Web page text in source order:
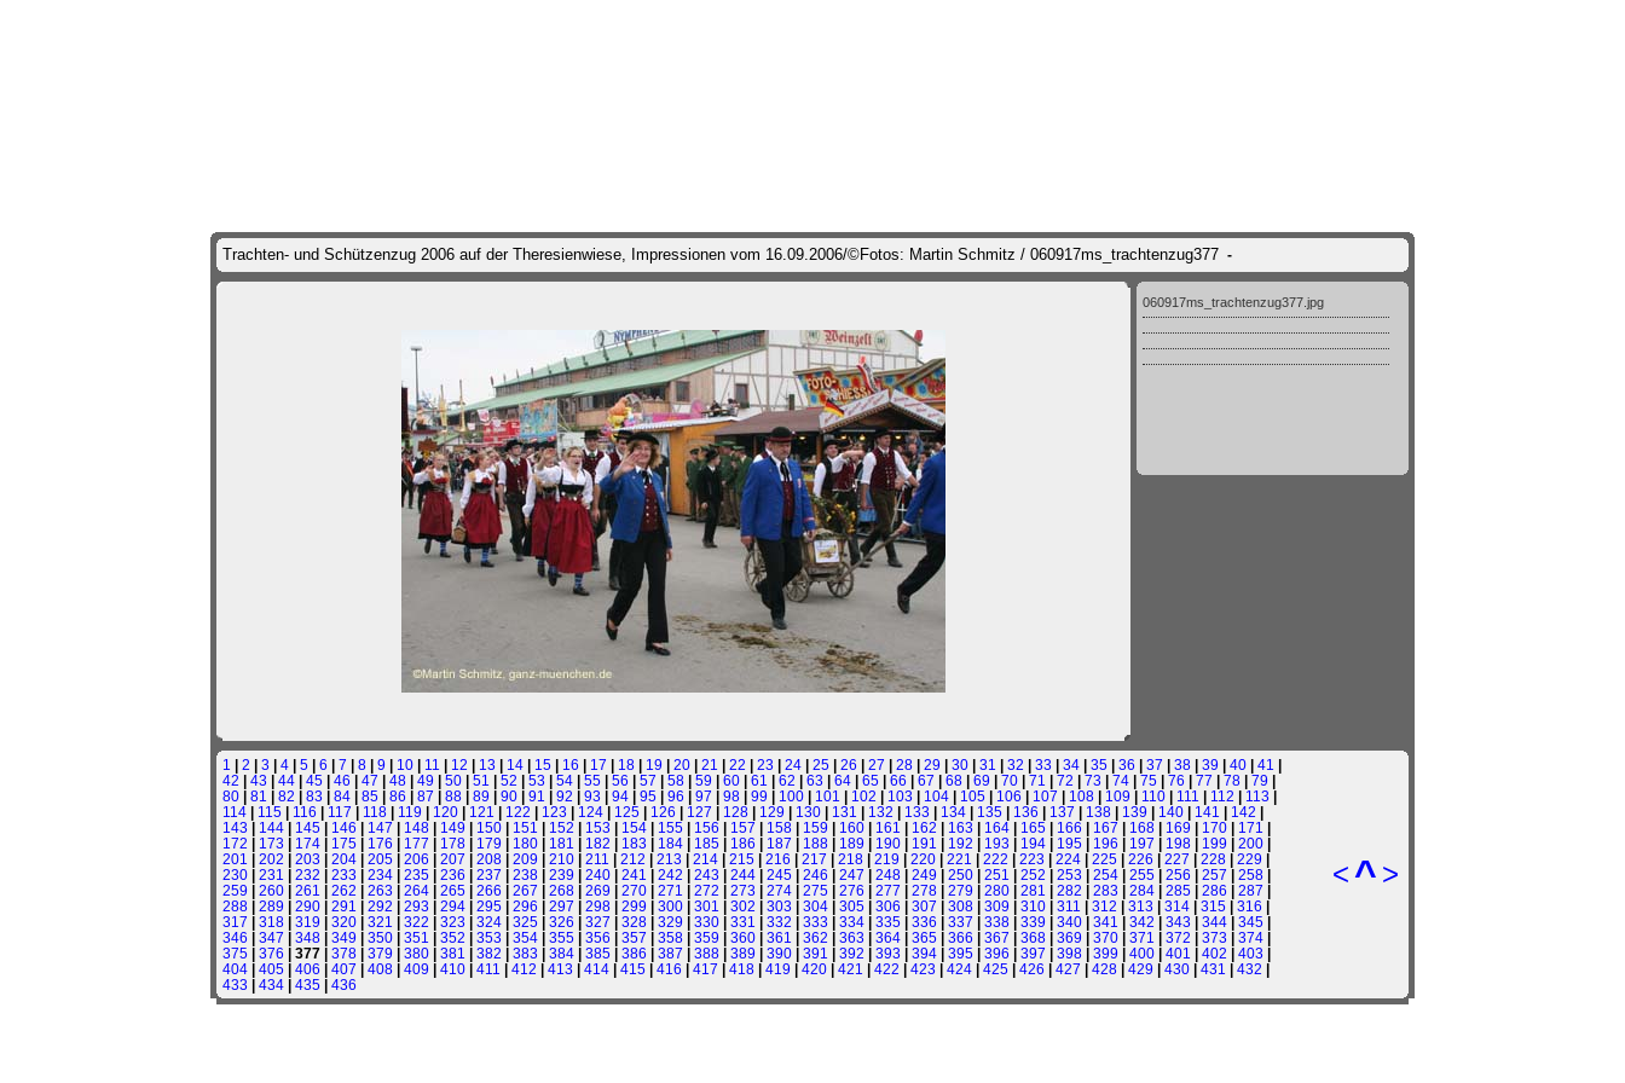
Trachten- und Schützenzug 2006 auf der Theresienwiese, Impressionen vom 16.09.2006/©Fotos: Martin Schmitz / 060917ms_trachtenzug377 -
060917ms_trachtenzug377.jpg
1 | 2 | 3 | 4 | 5 | 6 | 7 | 8 | 9 | 10 | 11 | 12 | 13 | 14 | 15 | 16 | 17 | 18 | 19 | 20 | 21 | 22 | 23 | 24 | 25 | 26 | 27 | 28 | 29 | 30 | 31 | 32 | 33 | 34 | 35 | 36 | 37 | 38 | 39 | 40 | 41 |
42 | 43 | 44 | 45 | 46 | 47 | 48 | 49 | 50 | 51 | 52 | 53 | 54 | 55 | 56 | 57 | 58 | 59 | 60 | 61 | 62 | 63 | 64 | 65 | 66 | 67 | 68 | 69 | 70 | 71 | 72 | 73 | 74 | 75 | 76 | 77 | 78 | 79 |
80 | 81 | 82 | 83 | 84 | 85 | 86 | 87 | 88 | 89 | 90 | 91 | 92 | 93 | 94 | 95 | 96 | 97 | 98 | 99 | 100 | 101 | 102 | 103 | 104 | 105 | 106 | 107 | 108 | 109 | 110 | 111 | 112 | 113 |
114 | 115 | 116 | 117 | 118 | 119 | 120 | 121 | 122 | 123 | 124 | 125 | 126 | 127 | 128 | 129 | 130 | 131 | 132 | 133 | 134 | 135 | 136 | 137 | 138 | 139 | 140 | 141 | 142 |
143 | 144 | 145 | 146 | 147 | 148 | 149 | 150 | 151 | 152 | 153 | 154 | 155 | 156 | 157 | 158 | 159 | 160 | 161 | 162 | 163 | 164 | 165 | 166 | 167 | 168 | 169 | 170 | 171 |
172 | 173 | 174 | 175 | 176 | 177 | 178 | 179 | 180 | 181 | 182 | 183 | 184 | 185 | 186 | 187 | 188 | 189 | 190 | 191 | 192 | 193 | 194 | 195 | 196 | 197 | 198 | 199 | 200 |
201 | 202 | 203 | 204 | 205 | 206 | 207 | 208 | 209 | 210 | 211 | 212 | 213 | 214 | 215 | 216 | 217 | 218 | 219 | 220 | 221 | 222 | 223 | 224 | 225 | 226 | 227 | 228 | 229 |
230 | 231 | 232 | 233 | 234 | 235 | 236 | 237 | 238 | 239 | 240 | 241 | 242 | 243 | 244 | 245 | 246 | 247 | 248 | 249 | 250 | 251 | 252 | 253 | 254 | 255 | 256 | 257 | 258 |
259 | 260 | 261 | 262 | 263 | 264 | 265 | 266 | 267 | 268 | 269 | 270 | 271 | 272 | 273 | 274 | 275 | 276 | 277 | 278 | 279 | 280 | 281 | 282 | 283 | 284 | 285 | 286 | 287 |
288 | 289 | 290 | 291 | 292 | 293 | 294 | 295 | 296 | 297 | 298 | 299 | 300 | 301 | 302 | 303 | 304 | 305 | 306 | 307 | 308 | 309 | 310 | 311 | 312 | 313 | 314 | 315 | 316 |
317 | 318 | 319 | 320 | 321 | 322 | 323 | 324 | 325 | 326 | 327 | 328 | 329 | 330 | 331 | 332 | 333 | 334 | 335 | 336 | 337 | 338 | 339 | 340 | 341 | 342 | 343 | 344 | 345 |
346 | 347 | 348 | 349 | 350 | 351 | 352 | 353 | 354 | 355 | 356 | 357 | 358 | 359 | 360 | 361 | 362 | 363 | 364 | 365 | 366 | 367 | 368 | 369 | 370 | 371 | 372 | 373 | 374 |
375 | 376 | 377 | 378 | 379 | 380 | 381 | 382 | 383 | 384 | 385 | 386 | 387 | 388 | 389 | 390 | 391 | 392 | 393 | 394 | 395 | 396 | 397 | 398 | 399 | 400 | 401 | 402 | 403 |
404 | 405 | 406 | 407 | 408 | 409 | 410 | 411 | 412 | 413 | 414 | 415 | 416 | 417 | 418 | 419 | 420 | 421 | 422 | 423 | 424 | 425 | 426 | 427 | 428 | 429 | 430 | 431 | 432 |
433 | 434 | 435 | 436
<^ >